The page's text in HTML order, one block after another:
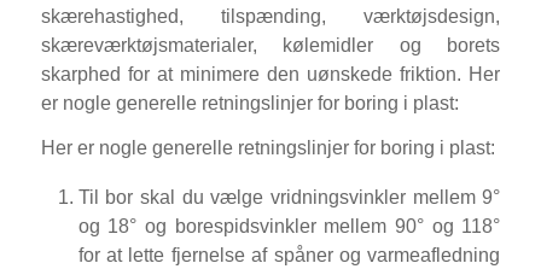
skærehastighed, tilspænding, værktøjsdesign,
skæreværktøjsmaterialer, kølemidler og borets
skarphed for at minimere den uønskede friktion. Her
er nogle generelle retningslinjer for boring i plast:
Her er nogle generelle retningslinjer for boring i plast:
Til bor skal du vælge vridningsvinkler mellem 9°
og 18° og borespidsvinkler mellem 90° og 118°
for at lette fjernelse af spåner og varmeafledning